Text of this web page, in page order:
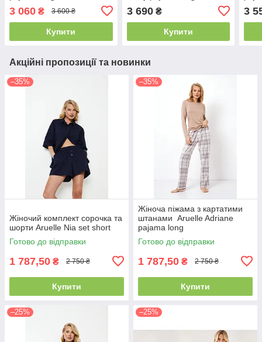
3 060 ₴ 3 600 ₴
Купити
3 690₴
Купити
3
Акційні пропозиції та новинки
–35%
Жіночий комплект сорочка та
шорти Aruelle Nia set short
Готово до відправки
1 787,50 ₴ 2 750 ₴
Купити
–35%
Жіноча піжама з картатими
штанами Aruelle Adriane
pajama long
Готово до відправки
1 787,50 ₴ 2 750 ₴
Купити
–25% –25%